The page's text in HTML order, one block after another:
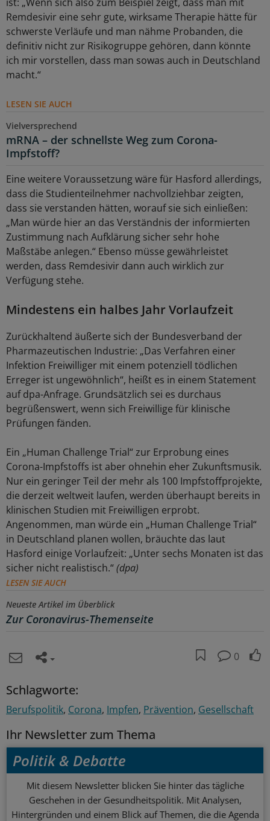
Remdesivir eine sehr gute, wirksame Therapie hätte für
schwerste Verläufe und man nähme Probanden, die
definitiv nicht zur Risikogruppe gehören, dann könnte
ich mir vorstellen, dass man sowas auch in Deutschland
macht.“
LESEN SIE AUCH
Vielversprechend
mRNA – der schnellste Weg zum Corona-
Impfstoff?
Eine weitere Voraussetzung wäre für Hasford allerdings,
dass die Studienteilnehmer nachvollziehbar zeigten,
dass sie verstanden hätten, worauf sie sich einließen:
„Man würde hier an das Verständnis der informierten
Zustimmung nach Aufklärung sicher sehr hohe
Maßstäbe anlegen.“ Ebenso müsse gewährleistet
werden, dass Remdesivir dann auch wirklich zur
Verfügung stehe.
Mindestens ein halbes Jahr Vorlaufzeit
Zurückhaltend äußerte sich der Bundesverband der
Pharmazeutischen Industrie: „Das Verfahren einer
Infektion Freiwilliger mit einem potenziell tödlichen
Erreger ist ungewöhnlich“, heißt es in einem Statement
auf dpa-Anfrage. Grundsätzlich sei es durchaus
begrüßenswert, wenn sich Freiwillige für klinische
Prüfungen fänden.
Ein „Human Challenge Trial“ zur Erprobung eines
Corona-Impfstoffs ist aber ohnehin eher Zukunftsmusik.
Nur ein geringer Teil der mehr als 100 Impfstoffprojekte,
die derzeit weltweit laufen, werden überhaupt bereits in
klinischen Studien mit Freiwilligen erprobt.
Angenommen, man würde ein „Human Challenge Trial“
in Deutschland planen wollen, bräuchte das laut
Hasford einige Vorlaufzeit: „Unter sechs Monaten ist das
sicher nicht realistisch.“(dpa)
LESEN SIE AUCH
Neueste Artikel im Überblick
Zur Coronavirus-Themenseite
0
Schlagworte:
Berufspolitik Corona Impfen Prävention Gesellschaft
Ihr Newsletter zum Thema
Politik & Debatte
Mit diesem Newsletter blicken Sie hinter das tägliche
Geschehen in der Gesundheitspolitik. Mit Analysen,
Hintergründen und einem Blick auf Themen, die die Agenda